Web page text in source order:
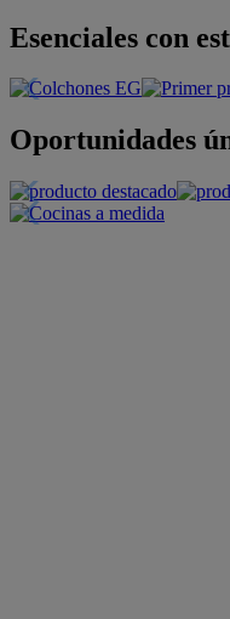
Esenciales con
Oportunidades